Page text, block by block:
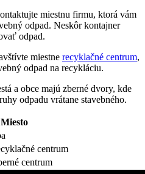
miestnu firmu, ktorá vám
odpad. Neskôr kontajner
odpad.
miestne recyklačné centrum,
odpad na recykláciu.
a obce majú zberné dvory, kde
odpadu vrátane stavebného.
Miesto
centrum
centrum